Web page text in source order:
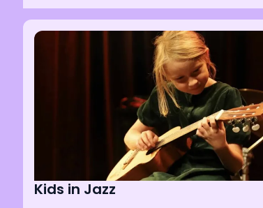
Kids in Jazz